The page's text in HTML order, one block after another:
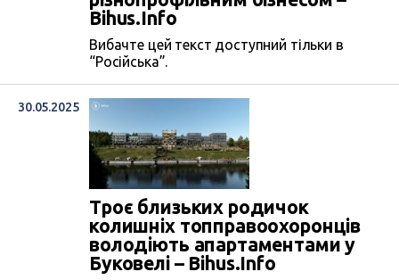
Bihus.Info
Вибачте цей текст доступний тільки в
“Російська”.
30.05.2025
Троє близьких родичок
колишніх топправоохоронців
володіють апартаментами у
Буковелі – Bihus.Info